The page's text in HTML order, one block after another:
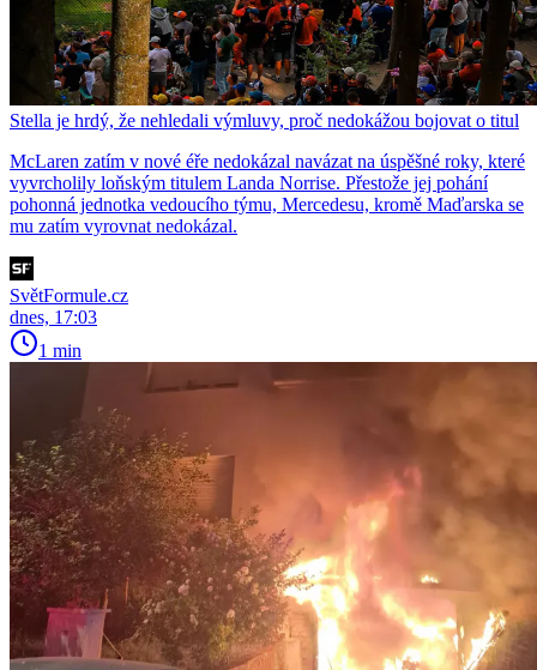
Stella je hrdý, že nehledali výmluvy, proč nedokážou bojovat o titul
McLaren zatím v nové éře nedokázal navázat na úspěšné roky, které
vyvrcholily loňským titulem Landa Norrise. Přestože jej pohání
pohonná jednotka vedoucího týmu, Mercedesu, kromě Maďarska se
mu zatím vyrovnat nedokázal.
SvětFormule.cz
dnes, 17:03
1 min